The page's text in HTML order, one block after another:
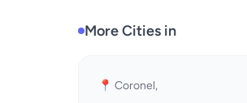
More Cities in
📍 Coronel,